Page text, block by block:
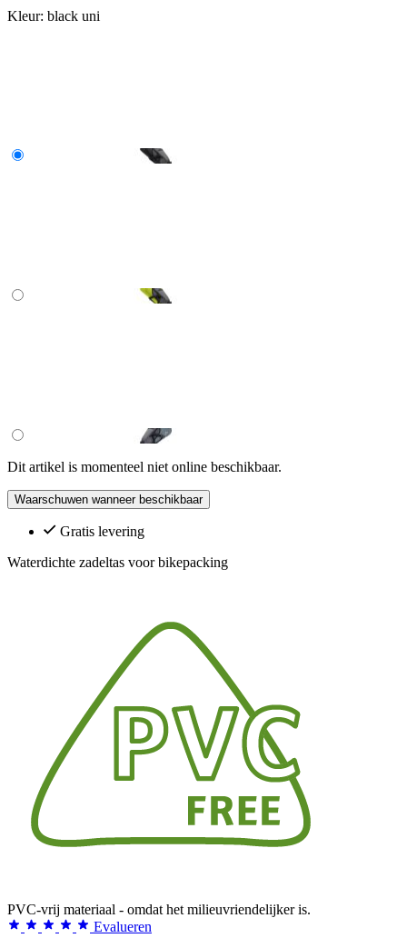
Kleur: black uni
Dit artikel is momenteel niet online beschikbaar.
Waarschuwen wanneer beschikbaar
Gratis levering
Waterdichte zadeltas voor bikepacking
PVC-vrij materiaal - omdat het milieuvriendelijker is.
Evalueren